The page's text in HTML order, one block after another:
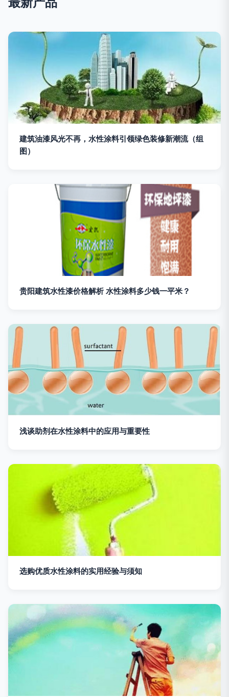
建筑油漆风光不再，水性涂料引领绿色装修新潮流（组
图）
贵阳建筑水性漆价格解析 水性涂料多少钱一平米？
浅谈助剂在水性涂料中的应用与重要性
选购优质水性涂料的实用经验与须知